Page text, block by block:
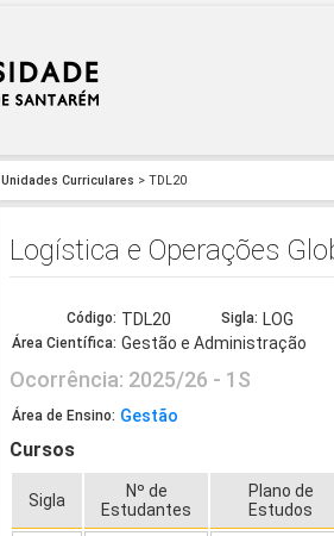
Unidades Curriculares > TDL20
Logística e Operações
Código: TDL20 Sigla: LOG
Área Científica: Gestão e Administração
Ocorrência: 2025/26 - 1S
Área de Ensino: Gestão
Cursos
Sigla
Nº de
Estudantes
Plano de
Estudos